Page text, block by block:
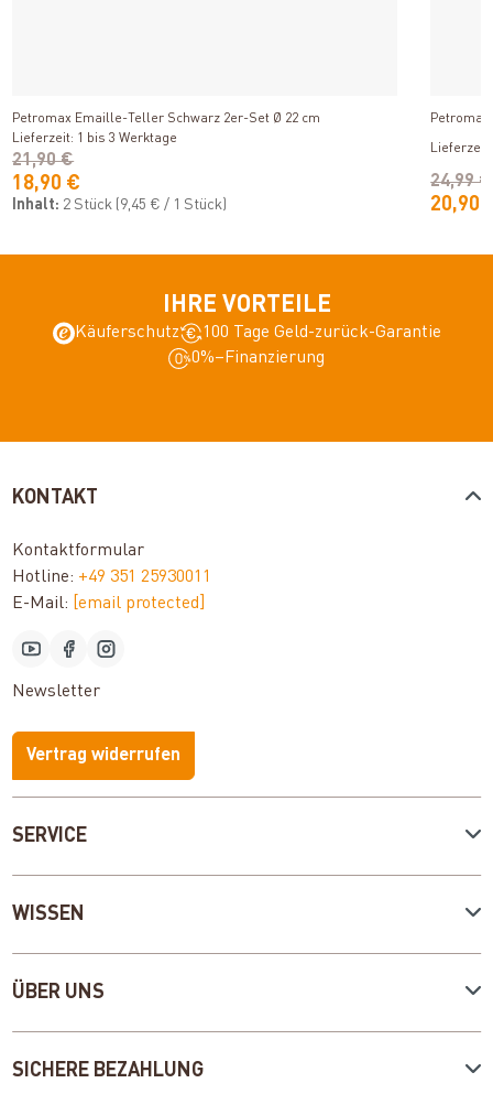
Petromax Emaille-Teller Schwarz 2er-Set Ø 22 cm
Lieferzeit: 1 bis 3 Werktage
18,90 €
21,90 €
Inhalt: 2 Stück (9,45 € / 1 Stück) 20,90
24,99 €
IHRE VORTEILE
Käuferschutz
100 Tage Geld-zurück-Garantie
0%–Finanzierung
SERVICE
WISSEN
ÜBER UNS
KONTAKT
Kontaktformular
Hotline: +49 351 25930011
E-Mail:
[email protected]
Newsletter
Vertrag widerrufen
SICHERE BEZAHLUNG